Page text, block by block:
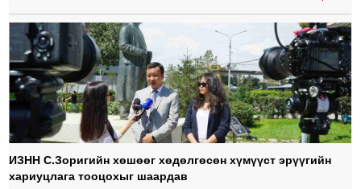
ИЗНН С.Зоригийн хөшөөг хөдөлгөсөн хүмүүст эрүүгийн
хариуцлага тооцохыг шаардав